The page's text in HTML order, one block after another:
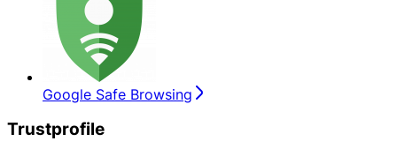
Google Safe Browsing
Trustprofile